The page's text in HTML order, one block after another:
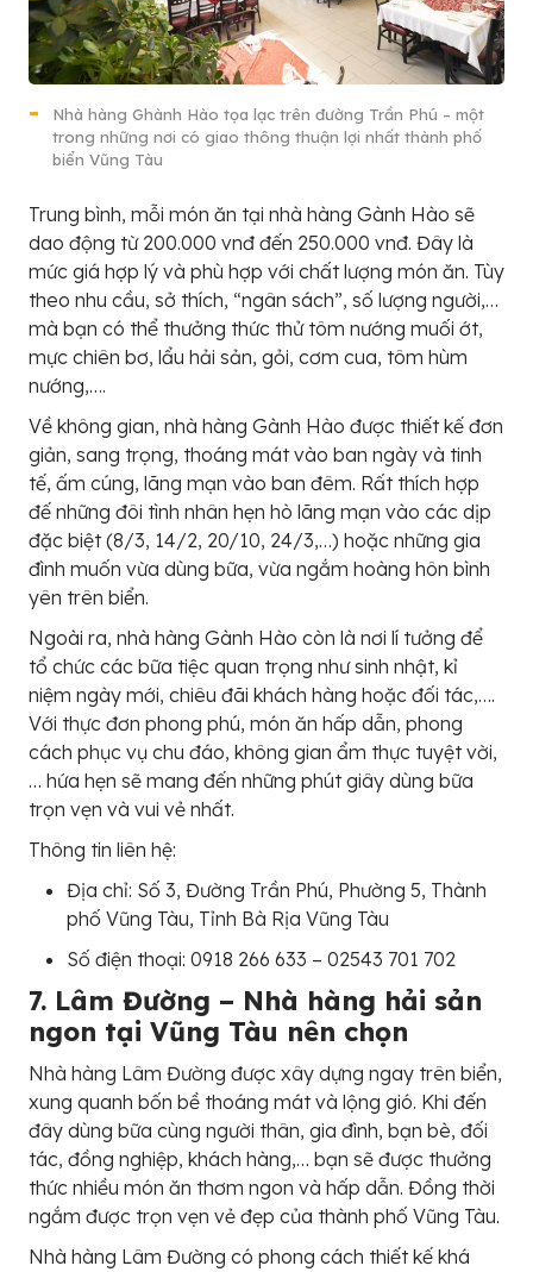
Nhà hàng Ghành Hào tọa lạc trên đường Trần Phú – một
trong những nơi có giao thông thuận lợi nhất thành phố
biển Vũng Tàu
Trung bình, mỗi món ăn tại nhà hàng Gành Hào sẽ
dao động từ 200.000 vnđ đến 250.000 vnđ. Đây là
mức giá hợp lý và phù hợp với chất lượng món ăn. Tùy
theo nhu cầu, sở thích, “ngân sách”, số lượng người,…
mà bạn có thể thưởng thức thử tôm nướng muối ớt,
mực chiên bơ, lẩu hải sản, gỏi, cơm cua, tôm hùm
nướng,….
Về không gian, nhà hàng Gành Hào được thiết kế đơn
giản, sang trọng, thoáng mát vào ban ngày và tinh
tế, ấm cúng, lãng mạn vào ban đêm. Rất thích hợp
đế những đôi tình nhân hẹn hò lãng mạn vào các dịp
đặc biệt (8/3, 14/2, 20/10, 24/3,…) hoặc những gia
đình muốn vừa dùng bữa, vừa ngắm hoàng hôn bình
yên trên biển.
Ngoài ra, nhà hàng Gành Hào còn là nơi lí tưởng để
tổ chức các bữa tiệc quan trọng như sinh nhật, kỉ
niệm ngày mới, chiêu đãi khách hàng hoặc đối tác,….
Với thực đơn phong phú, món ăn hấp dẫn, phong
cách phục vụ chu đáo, không gian ẩm thực tuyệt vời,
… hứa hẹn sẽ mang đến những phút giây dùng bữa
trọn vẹn và vui vẻ nhất.
Thông tin liên hệ:
Địa chỉ: Số 3, Đường Trần Phú, Phường 5, Thành
phố Vũng Tàu, Tỉnh Bà Rịa Vũng Tàu
Số điện thoại: 0918 266 633 – 02543 701 702
7. Lâm Đường – Nhà hàng hải sản
ngon tại Vũng Tàu nên chọn
Nhà hàng Lâm Đường được xây dựng ngay trên biển,
xung quanh bốn bề thoáng mát và lộng gió. Khi đến
đây dùng bữa cùng người thân, gia đình, bạn bè, đối
tác, đồng nghiệp, khách hàng,… bạn sẽ được thưởng
thức nhiều món ăn thơm ngon và hấp dẫn. Đồng thời
ngắm được trọn vẹn vẻ đẹp của thành phố Vũng Tàu.
Nhà hàng Lâm Đường có phong cách thiết kế khá